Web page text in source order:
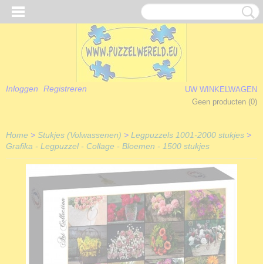
Inloggen Registreren
UW WINKELWAGEN
Geen producten (0)
Home > Stukjes (Volwassenen) > Legpuzzels 1001-2000 stukjes >
Grafika - Legpuzzel - Collage - Bloemen - 1500 stukjes